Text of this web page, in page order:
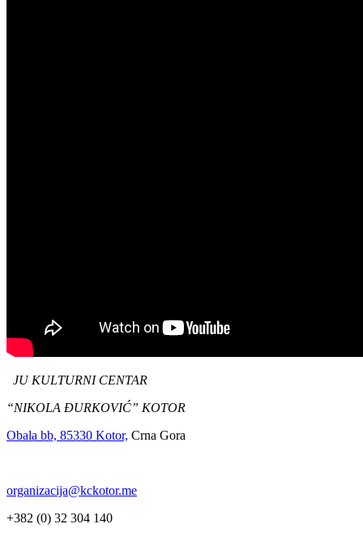
JU KULTURNI CENTAR
“NIKOLA ĐURKOVIĆ” KOTOR
Obala bb, 85330 Kotor, Crna Gora
organizacija@kckotor.me
+382 (0) 32 304 140